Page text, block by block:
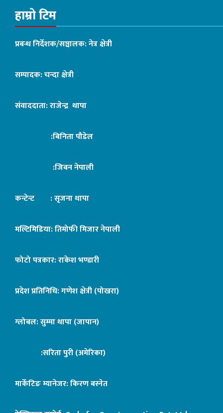
हाम्रो टिम
प्रबन्ध निर्देशक/सञ्चालक: नेत्र क्षेत्री
सम्पादक: चन्दा क्षेत्री
संवाददाता: राजेन्द्र थापा
:बिनिता पौडेल
:जिबन नेपाली
कन्टेन्ट : सृजना थापा
मल्टिमिडिया: तिमोफी मिजार नेपाली
फोटो पत्रकार: राकेश भण्डारी
प्रदेश प्रतिनिधि: गणेश क्षेत्री (पोखरा)
ग्लोबल: सुम्मा थापा (जापान)
:सरिता पुरी (अमेरिका)
मार्केटिङ म्यानेजर: किरण बस्नेत